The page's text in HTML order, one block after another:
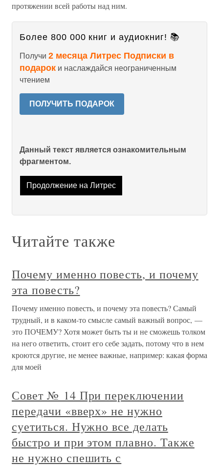
протяжении всей работы над ним.
Более 800 000 книг и аудиокниг! 📚
Получи 2 месяца Литрес Подписки в
подарок и наслаждайся неограниченным
чтением
ПОЛУЧИТЬ ПОДАРОК
Данный текст является ознакомительным
фрагментом.
Продолжение на Литрес
Читайте также
Почему именно повесть, и почему
эта повесть?
Почему именно повесть, и почему эта повесть? Самый
трудный, и в каком-то смысле самый важный вопрос, —
это ПОЧЕМУ? Хотя может быть ты и не сможешь толком
на него ответить, стоит его себе задать, потому что в нем
кроются другие, не менее важные, например: какая форма
для моей
Совет № 14 При переключении
передачи «вверх» не нужно
суетиться. Нужно все делать
быстро и при этом плавно. Также
не нужно спешить с